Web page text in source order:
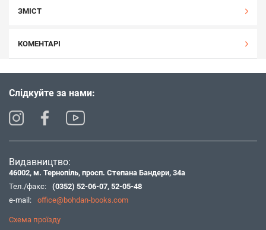
ЗМІСТ
КОМЕНТАРІ
Слідкуйте за нами:
Видавництво:
46002, м. Тернопіль, просп. Степана Бандери, 34а
Тел./факс:
(0352) 52-06-07, 52-05-48
e-mail:
office@bohdan-books.com
Схема проїзду